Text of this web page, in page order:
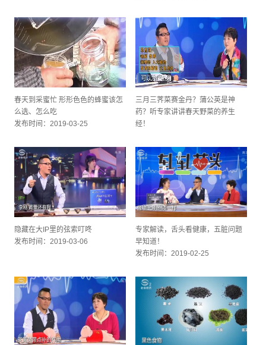
春天到采蜜忙 形形色色的蜂蜜该怎
么选、怎么吃
发布时间：2019-03-25
三月三荠菜赛金丹？蒲公英是神
药？听专家讲讲春天野菜的养生
经！
隐藏在大IP里的弦索叮咚
发布时间：2019-03-06
专家解读，舌头看健康，五脏问题
早知道！
发布时间：2019-02-25